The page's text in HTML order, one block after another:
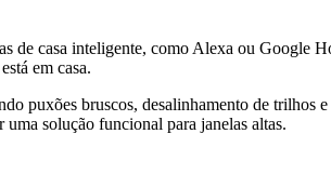
casa inteligente, como Alexa ou Google
em casa.
puxões bruscos, desalinhamento de trilhos
solução funcional para janelas altas.